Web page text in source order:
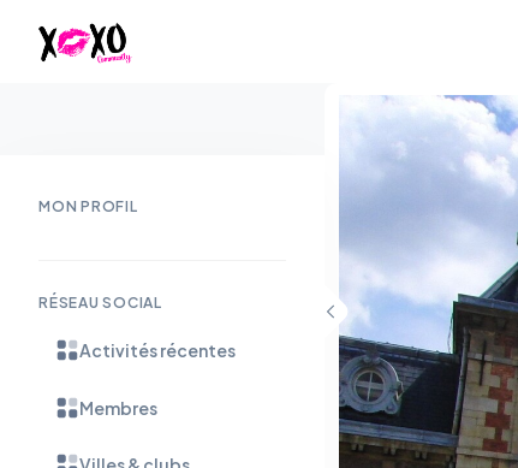
MON PROFIL
RÉSEAU SOCIAL
Activités récentes
Membres